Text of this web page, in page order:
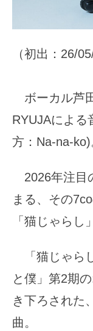
（初出：26/
ボーカル芦
RYUJAによる
方：Na-na-ko)
2026年注目
まる、その
「猫じゃらし
「猫じゃら
と僕」第2期
き下ろされた
曲。